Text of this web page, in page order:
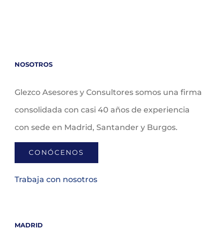
NOSOTROS
Glezco Asesores y Consultores somos una firma
consolidada con casi 40 años de experiencia
con sede en Madrid, Santander y Burgos.
CONÓCENOS
Trabaja con nosotros
MADRID